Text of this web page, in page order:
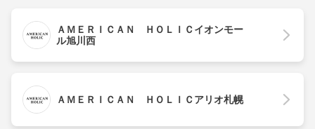
ＡＭＥＲＩＣＡＮ ＨＯＬＩＣイオンモー
ル旭川西
ＡＭＥＲＩＣＡＮ ＨＯＬＩＣアリオ札幌